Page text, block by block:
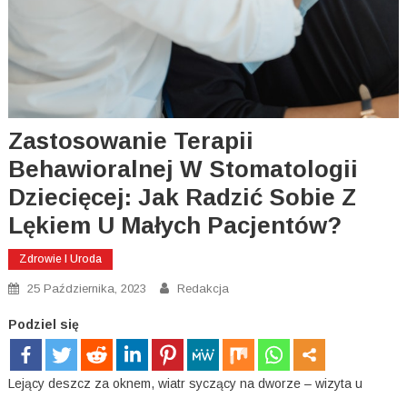
Zastosowanie Terapii
Behawioralnej W Stomatologii
Dziecięcej: Jak Radzić Sobie Z
Lękiem U Małych Pacjentów?
Zdrowie I Uroda
25 Października, 2023 Redakcja
Podziel się
Lejący deszcz za oknem, wiatr syczący na dworze – wizyta u